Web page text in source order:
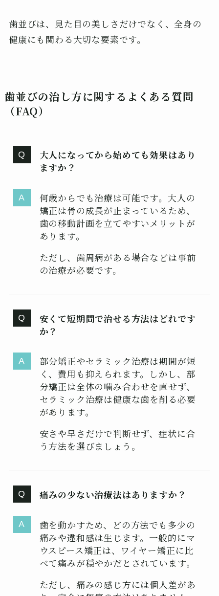
歯並びは、見た目の美しさだけでなく、全身の
健康にも関わる大切な要素です。
歯並びの治し方に関するよくある質問
（FAQ）
大人になってから始めても効果はあり
ますか？
何歳からでも治療は可能です。大人の
矯正は骨の成長が止まっているため、
歯の移動計画を立てやすいメリットが
あります。
ただし、歯周病がある場合などは事前
の治療が必要です。
安くて短期間で治せる方法はどれです
か？
部分矯正やセラミック治療は期間が短
く、費用も抑えられます。しかし、部
分矯正は全体の噛み合わせを直せず、
セラミック治療は健康な歯を削る必要
があります。
安さや早さだけで判断せず、症状に合
う方法を選びましょう。
痛みの少ない治療法はありますか？
歯を動かすため、どの方法でも多少の
痛みや違和感は生じます。一般的にマ
ウスピース矯正は、ワイヤー矯正に比
べて痛みが穏やかだとされています。
ただし、痛みの感じ方には個人差があ